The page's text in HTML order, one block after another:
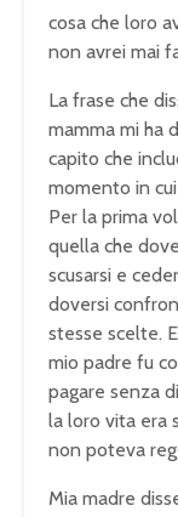
cosa che loro
non avrei mai
La frase che
mamma mi ha
capito che
momento in
Per la prima
quella che
scusarsi e
doversi
stesse scelte.
mio padre fu
pagare senza
la loro vita era
non poteva
Mia madre